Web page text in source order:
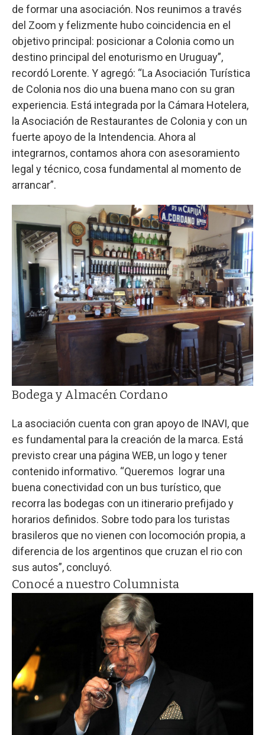
de formar una asociación. Nos reunimos a través
del Zoom y felizmente hubo coincidencia en el
objetivo principal: posicionar a Colonia como un
destino principal del enoturismo en Uruguay”,
recordó Lorente. Y agregó: “La Asociación Turística
de Colonia nos dio una buena mano con su gran
experiencia. Está integrada por la Cámara Hotelera,
la Asociación de Restaurantes de Colonia y con un
fuerte apoyo de la Intendencia. Ahora al
integrarnos, contamos ahora con asesoramiento
legal y técnico, cosa fundamental al momento de
arrancar”.
Bodega y Almacén Cordano
La asociación cuenta con gran apoyo de INAVI, que
es fundamental para la creación de la marca. Está
previsto crear una página WEB, un logo y tener
contenido informativo. “Queremos lograr una
buena conectividad con un bus turístico, que
recorra las bodegas con un itinerario prefijado y
horarios definidos. Sobre todo para los turistas
brasileros que no vienen con locomoción propia, a
diferencia de los argentinos que cruzan el rio con
sus autos”, concluyó.
Conocé a nuestro Columnista